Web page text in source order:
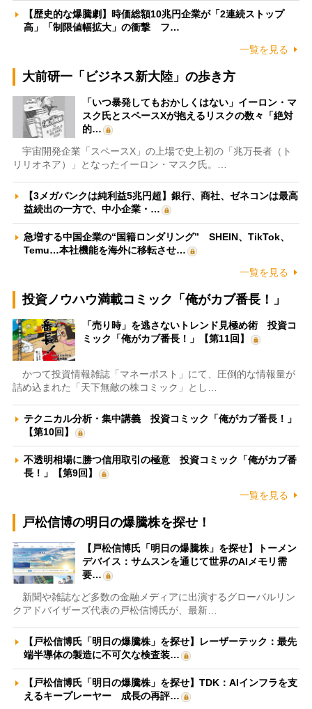
【歴史的な爆騰劇】時価総額10兆円企業が「2連続ストップ
高」「制限値幅拡大」の衝撃 フ…
一覧を見る
大前研一「ビジネス新大陸」の歩き方
「いつ暴発してもおかしくはない」イーロン・マ
スク氏とスペースXが抱えるリスクの数々「絶対
的…
宇宙開発企業「スペースX」の上場で史上初の「兆万長者（ト
リリオネア）」となったイーロン・マスク氏。…
【3メガバンクは純利益5兆円超】銀行、商社、ゼネコンは最高
益続出の一方で、中小企業・…
急増する中国企業の“国籍ロンダリング” SHEIN、TikTok、
Temu…本社機能を海外に移転させ…
一覧を見る
投資ノウハウ満載コミック「俺がカブ番長！」
「売り時」を逃さないトレンド見極め術 投資コ
ミック「俺がカブ番長！」【第11回】
かつて投資情報雑誌「マネーポスト」にて、圧倒的な情報量が
詰め込まれた「天下無敵の株コミック」とし…
テクニカル分析・集中講義 投資コミック「俺がカブ番長！」
【第10回】
不透明相場に勝つ信用取引の極意 投資コミック「俺がカブ番
長！」【第9回】
一覧を見る
戸松信博の明日の爆騰株を探せ！
【戸松信博氏「明日の爆騰株」を探せ】トーメン
デバイス：サムスンを通じて世界のAIメモリ需
要…
新聞や雑誌など多数の金融メディアに出演するグローバルリン
クアドバイザーズ代表の戸松信博氏が、最新…
【戸松信博氏「明日の爆騰株」を探せ】レーザーテック：最先
端半導体の製造に不可欠な検査装…
【戸松信博氏「明日の爆騰株」を探せ】TDK：AIインフラを支
えるキープレーヤー 成長の再評…